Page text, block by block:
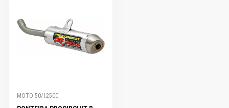
MOTO 50/125CC